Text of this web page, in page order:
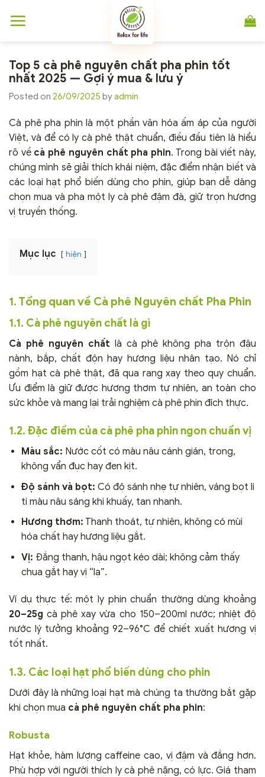
đến
Top 5 cà phê nguyên chất pha phin tốt
nhất 2025 — Gợi ý mua & lưu ý
Posted on 26/09/2025 byadmin
Cà phê pha phin là một phần văn hóa ấm áp của người
Việt, và để có ly cà phê thật chuẩn, điều đầu tiên là hiểu
rõ về cà phê nguyên chất pha phin. Trong bài viết này,
chúng mình sẽ giải thích khái niệm, đặc điểm nhận biết và
các loại hạt phổ biến dùng cho phin, giúp bạn dễ dàng
chọn mua và pha một ly cà phê đậm đà, giữ trọn hương
vị truyền thống.
Mục lục hiện
1. Tổng quan về Cà phê Nguyên chất Pha Phin
1.1. Cà phê nguyên chất là gì
Cà phê nguyên chất là cà phê không pha trộn đậu
nành, bắp, chất độn hay hương liệu nhân tạo. Nó chỉ
gồm hạt cà phê thật, đã qua rang xay theo quy chuẩn.
Ưu điểm là giữ được hương thơm tự nhiên, an toàn cho
sức khỏe và mang lại trải nghiệm cà phê phin đích thực.
1.2. Đặc điểm của cà phê pha phin ngon chuẩn vị
Màu sắc: Nước cốt có màu nâu cánh gián, trong,
không vẩn đục hay đen kịt.
Độ sánh và bọt: Có độ sánh nhẹ tự nhiên, váng bọt li
ti màu nâu sáng khi khuấy, tan nhanh.
Hương thơm: Thanh thoát, tự nhiên, không có mùi
hóa chất hay hương liệu gắt.
Vị: Đắng thanh, hậu ngọt kéo dài; không cảm thấy
chua gắt hay vị “lạ”.
Ví dụ thực tế: một ly phin chuẩn thường dùng khoảng
20–25g cà phê xay vừa cho 150–200ml nước; nhiệt độ
nước lý tưởng khoảng 92–96°C để chiết xuất hương vị
tốt nhất.
1.3. Các loại hạt phổ biến dùng cho phin
Dưới đây là những loại hạt mà chúng ta thường bắt gặp
khi chọn mua cà phê nguyên chất pha phin:
Robusta
Hạt khỏe, hàm lượng caffeine cao, vị đậm và đắng hơn.
Phù hợp với người thích ly cà phê nặng, có lực. Giá tham